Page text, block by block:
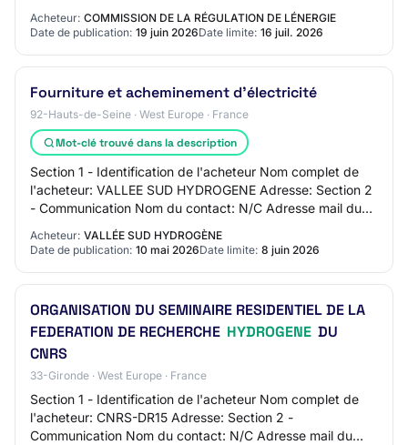
(CRE), d’une étude sur les enjeux et…
Acheteur: COMMISSION DE LA RÉGULATION DE LÉNERGIE
Date de publication: 19 juin 2026Date limite: 16 juil. 2026
Fourniture et acheminement d'électricité
92-Hauts-de-Seine · West Europe · France
Mot-clé trouvé dans la description
Section 1 - Identification de l'acheteur Nom complet de
l'acheteur: VALLEE SUD HYDROGENE Adresse: Section 2
- Communication Nom du contact: N/C Adresse mail du
contact: N/C Numéro de téléphone du con…
Acheteur: VALLÉE SUD HYDROGÈNE
Date de publication: 10 mai 2026Date limite: 8 juin 2026
ORGANISATION DU SEMINAIRE RESIDENTIEL DE LA
FEDERATION DE RECHERCHE HYDROGENE DU
CNRS
33-Gironde · West Europe · France
Section 1 - Identification de l'acheteur Nom complet de
l'acheteur: CNRS-DR15 Adresse: Section 2 -
Communication Nom du contact: N/C Adresse mail du